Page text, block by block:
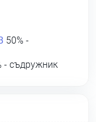
50% -
- съдружник